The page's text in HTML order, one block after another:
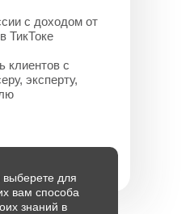
с доходом от
ТикТоке
клиентов с
эксперту,
для
вам способа
знаний в